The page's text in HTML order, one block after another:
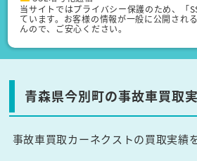
当サイトではプライバシー保護のため、「
ています。お客様の情報が一般に公開され
んので、ご安心ください。
青森県今別町の事故車買取
事故車買取カーネクストの買取実績